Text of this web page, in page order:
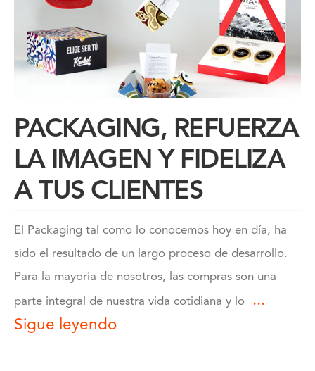
PACKAGING, REFUERZA
LA IMAGEN Y FIDELIZA
A TUS CLIENTES
El Packaging tal como lo conocemos hoy en día, ha
sido el resultado de un largo proceso de desarrollo.
Para la mayoría de nosotros, las compras son una
parte integral de nuestra vida cotidiana y lo ...
Sigue leyendo